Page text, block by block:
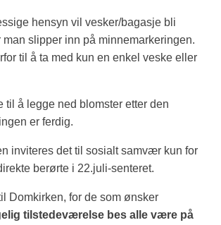
hensyn vil vesker/bagasje bli
slipper inn på minnemarkeringen.
til å ta med kun en enkel veske eller
til å legge ned blomster etter den
er ferdig.
inviteres det til sosialt samvær kun for
berørte i 22.juli-senteret.
Domkirken, for de som ønsker
tilstedeværelse bes alle være på